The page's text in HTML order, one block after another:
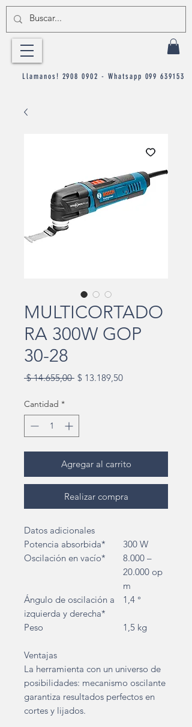
Llamanos! 2908 0902 - Whatsapp 099 639153
MULTICORTADO
RA 300W GOP
30-28
$ 14.655,00 Precio
$ 13.189,50Precio
Cantidad *
Agregar al carrito
Realizar compra
Datos adicionales
Potencia absorbida*
300 W
Oscilación en vacío*
8.000 –
20.000 op
m
Ángulo de oscilación a
izquierda y derecha*
1,4 °
Peso 1,5 kg
Ventajas
La herramienta con un universo de
posibilidades: mecanismo oscilante
garantiza resultados perfectos en
cortes y lijados.